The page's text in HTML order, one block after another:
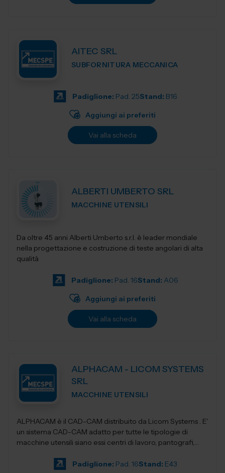
AITEC SRL
SUBFORNITURA MECCANICA
Padiglione: Pad. 25Stand: B16
Aggiungi ai preferiti
Vai alla scheda
ALBERTI UMBERTO SRL
MACCHINE UTENSILI
Da oltre 45 anni Alberti Umberto s.r.l. è leader mondiale
nella progettazione e costruzione di teste angolari di alta
qualità
Padiglione: Pad. 16Stand: A06
Aggiungi ai preferiti
Vai alla scheda
ALPHACAM - LICOM SYSTEMS
SRL
MACCHINE UTENSILI
ALPHACAM è il CAD-CAM distribuito da Licom Systems . E'
un sistema CAD-CAM adatto per tutte le tipologie di
macchine utensili siano essi centri di lavoro, pantografi,
Padiglione: Pad. 16Stand: E43